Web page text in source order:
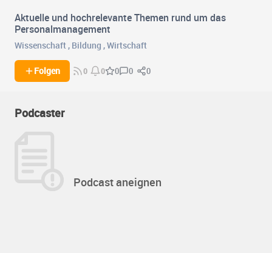
Aktuelle und hochrelevante Themen rund um das
Personalmanagement
Wissenschaft , Bildung ,Wirtschaft
Folgen 0 0 0 0 0
Podcaster
Podcast aneignen